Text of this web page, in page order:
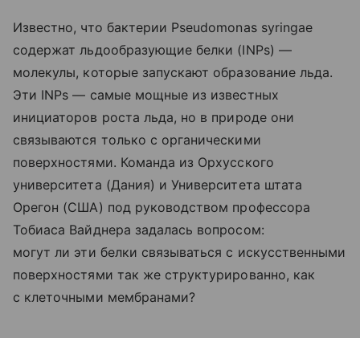
Известно, что бактерии Pseudomonas syringae
содержат льдообразующие белки (INPs) —
молекулы, которые запускают образование льда.
Эти INPs — самые мощные из известных
инициаторов роста льда, но в природе они
связываются только с органическими
поверхностями. Команда из Орхусского
университета (Дания) и Университета штата
Орегон (США) под руководством профессора
Тобиаса Вайднера задалась вопросом:
могут ли эти белки связываться с искусственными
поверхностями так же структурированно, как
с клеточными мембранами?